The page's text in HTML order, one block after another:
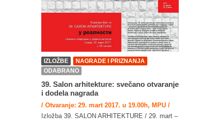
IZLOŽBE
NAGRADE I PRIZNANJA
ODABRANO
39. Salon arhitekture: svečano otvaranje
i dodela nagrada
/ Otvaranje: 29. mart 2017. u 19.00h, MPU /
Izložba 39. SALON ARHITEKTURE / 29. mart –